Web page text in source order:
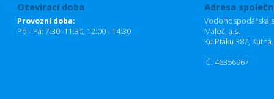
Otevírací doba
Provozní doba:
Po - Pá: 7:30 -11:30, 12:00 - 14:30
Adresa
Vodohospodářská
Maleč, a.s.
Ku Ptáku 387,
IČ: 46356967